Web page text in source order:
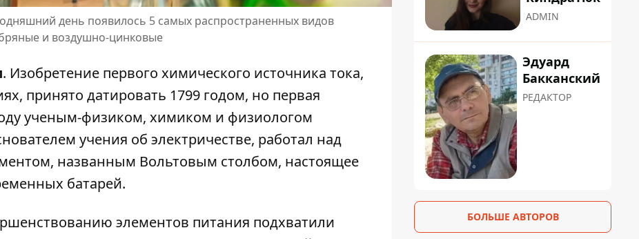
день появилось 5 самых распространенных видов
и воздушно-цинковые
. Изобретение первого химического источника тока,
принято датировать 1799 годом, но первая
ученым-физиком, химиком и физиологом
учения об электричестве, работал над
названным Вольтовым столбом, настоящее
батарей.
элементов питания подхватили
ADMIN
Эдуард
Бакканский
РЕДАКТОР
БОЛЬШЕ АВТОРОВ